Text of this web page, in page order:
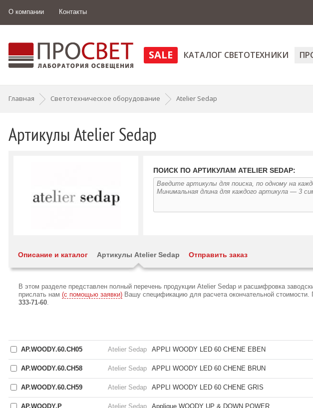
О компании Контакты
SALE КАТАЛОГ СВЕТОТЕХНИКИ
Главная Светотехническое оборудование Atelier Sedap
Артикулы Atelier Sedap
ПОИСК ПО АРТИКУЛАМ ATELIER SEDAP:
Описание и каталог Артикулы Atelier Sedap Отправить заказ
В этом разделе представлен полный перечень продукции Atelier Sedap и расшифровка
прислать нам (с помощью заявки) Вашу спецификацию для расчета окончательной
333-71-60.
AP.WOODY.60.CH05 Atelier Sedap APPLI WOODY LED 60 CHENE EBEN
AP.WOODY.60.CH58 Atelier Sedap APPLI WOODY LED 60 CHENE BRUN
AP.WOODY.60.CH59 Atelier Sedap APPLI WOODY LED 60 CHENE GRIS
AP.WOODY.P Atelier Sedap Applique WOODY UP & DOWN POWER